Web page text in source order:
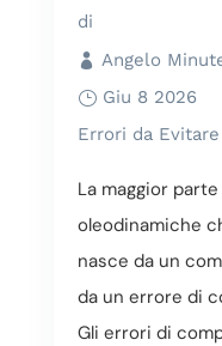
di
Angelo
Giu 8 2026
Errori da Evitare
La maggior
oleodinamiche
nasce da un
da un errore di
Gli errori di